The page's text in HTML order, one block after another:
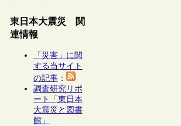
東日本大震災 関
連情報
「災害」に関
する当サイト
の記事：
調査研究リポ
ート「東日本
大震災と図書
館」